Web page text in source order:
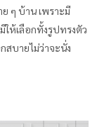
ๆ บ้าน เพราะมี
ให้เลือกทั้งรูปทรงตัว
สบายไม่ว่าจะนั่ง